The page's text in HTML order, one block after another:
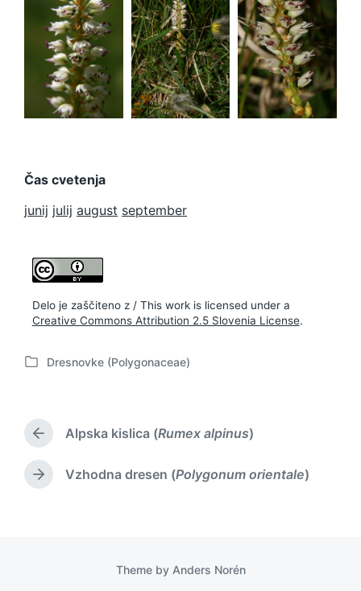
Polygonum
vivparum
Polygonum
vivparum
Polygonum
vivparum
Čas cvetenja
junij julij august september
Delo je zaščiteno z / This work is licensed under a
Creative Commons Attribution 2.5 Slovenia License.
P
e
i
n
Dresnovke (Polygonaceae)
P
r
e
v
Alpska kislica (Rumex alpinus)
N
Vzhodna dresen (Polygonum orientale)
Theme by Anders Norén